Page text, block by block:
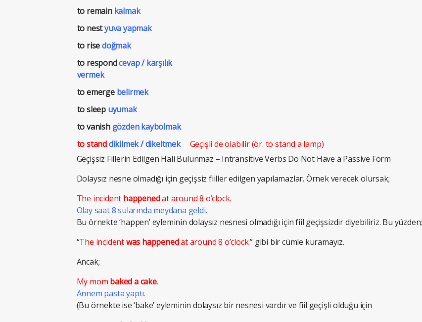
to remain kalmak
to nestyuva yapmak
to risedoğmak
to respondcevap / karşılık
vermek
to emerge belirmek
to sleep uyumak
to vanish gözden kaybolmak
to standdikilmek / dikeltmek
Geçişli de olabilir (ör. to stand a lamp)
Geçişsiz Fillerin Edilgen Hali Bulunmaz – Intransitive Verbs Do Not Have a Passive Form
Dolaysız nesne olmadığı için geçişsiz fiiller edilgen yapılamazlar. Örnek verecek olursak;
The incident happenedat around 8 o’clock.
Olay saat 8 sularında meydana geldi.
Bu örnekte ‘happen’ eyleminin dolaysız nesnesi olmadığı için fiil geçişsizdir diyebiliriz. Bu yüzden;
“The incidentwas happenedat around 8 o’clock.” gibi bir cümle kuramayız.
Ancak;
My mom baked a cake.
Annem pasta yaptı.
(Bu örnekte ise ‘bake’ eyleminin dolaysız bir nesnesi vardır ve fiil geçişli olduğu için